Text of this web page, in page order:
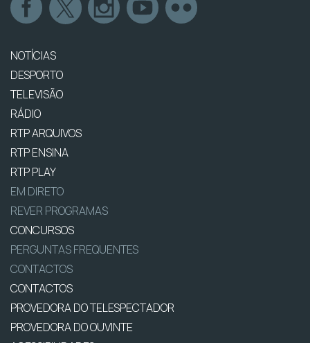
NOTÍCIAS
DESPORTO
TELEVISÃO
RÁDIO
RTP ARQUIVOS
RTP ENSINA
RTP PLAY
EM DIRETO
REVER PROGRAMAS
CONCURSOS
PERGUNTAS FREQUENTES
CONTACTOS
CONTACTOS
PROVEDORA DO TELESPECTADOR
PROVEDORA DO OUVINTE